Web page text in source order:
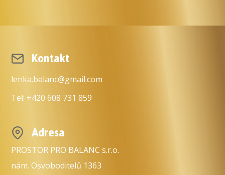
Kontakt
lenka.balanc@gmail.com
Tel: +420 608 731 859
Adresa
PROSTOR PRO BALANC s.r.o.
nám. Osvoboditelů 1363